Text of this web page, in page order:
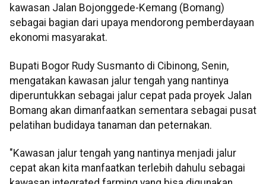
kawasan Jalan Bojonggede-Kemang (Bomang)
sebagai bagian dari upaya mendorong pemberdayaan
ekonomi masyarakat.
Bupati Bogor Rudy Susmanto di Cibinong, Senin,
mengatakan kawasan jalur tengah yang nantinya
diperuntukkan sebagai jalur cepat pada proyek Jalan
Bomang akan dimanfaatkan sementara sebagai pusat
pelatihan budidaya tanaman dan peternakan.
"Kawasan jalur tengah yang nantinya menjadi jalur
cepat akan kita manfaatkan terlebih dahulu sebagai